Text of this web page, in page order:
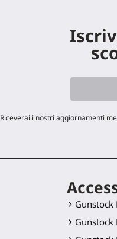
Riceverai i nostri aggiornamenti
Gunstock
Gunstock